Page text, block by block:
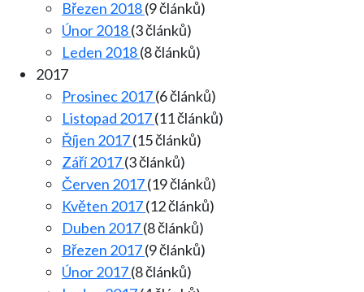
Březen 2018(9 článků)
Únor 2018(3 článků)
Leden 2018(8 článků)
2017
Prosinec 2017(6 článků)
Listopad 2017(11 článků)
Říjen 2017(15 článků)
Září 2017(3 článků)
Červen 2017(19 článků)
Květen 2017(12 článků)
Duben 2017(8 článků)
Březen 2017(9 článků)
Únor 2017(8 článků)